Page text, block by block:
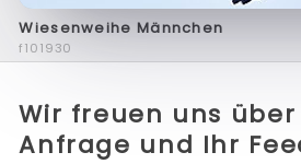
Wiesenweihe Männchen
f101930
Wir freuen uns
Anfrage und Ihr